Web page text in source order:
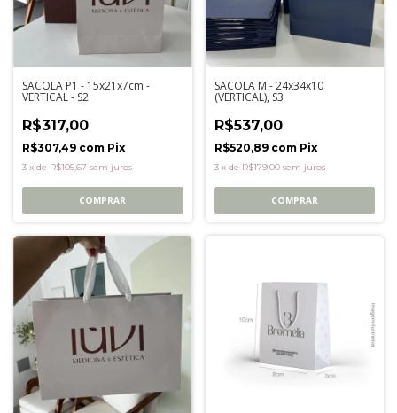
SACOLA P1 - 15x21x7cm -
VERTICAL - S2
R$317,00
R$307,49 com Pix
3 x de R$105,67 sem juros
COMPRAR
SACOLA M - 24x34x10
(VERTICAL), S3
R$537,00
R$520,89 com Pix
3 x de R$179,00 sem juros
COMPRAR